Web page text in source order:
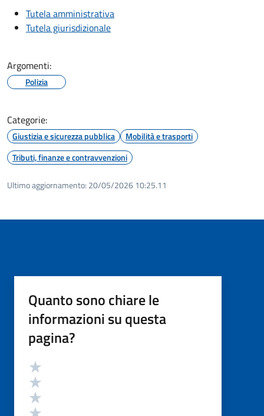
Tutela amministrativa
Tutela giurisdizionale
Argomenti:
Polizia
Categorie:
Giustizia e sicurezza pubblica
Mobilità e trasporti
Tributi, finanze e contravvenzioni
Ultimo aggiornamento: 20/05/2026 10:25.11
Quanto sono chiare le
informazioni su questa
pagina?
Valutazione